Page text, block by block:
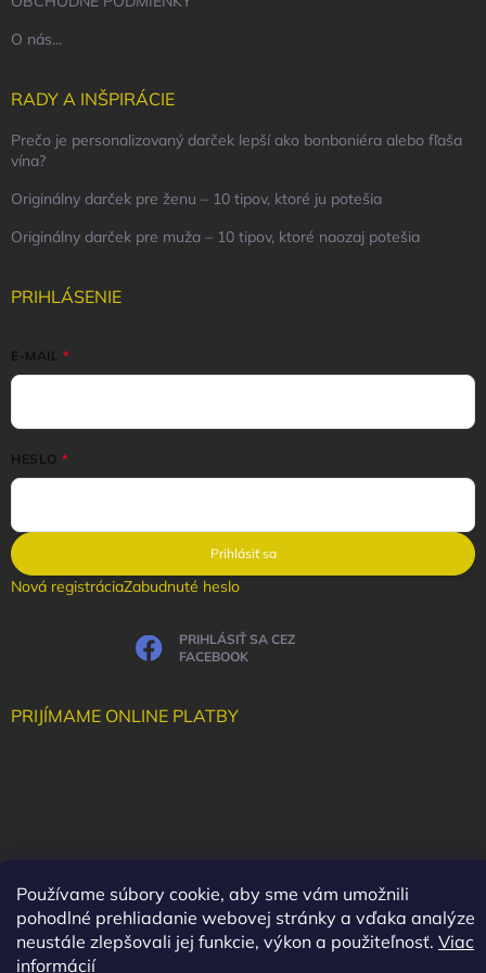
Používame súbory cookie, aby sme vám umožnili
pohodlné prehliadanie webovej stránky a vďaka analýze
neustále zlepšovali jej funkcie, výkon a použiteľnosť. Viac
informácií
O nás...
RADY A INŠPIRÁCIE
Prečo je personalizovaný darček lepší ako bonboniéra alebo fľaša
vína?
Originálny darček pre ženu – 10 tipov, ktoré ju potešia
Originálny darček pre muža – 10 tipov, ktoré naozaj potešia
PRIHLÁSENIE
E-MAIL
HESLO
Prihlásiť sa
Nová registráciaZabudnuté heslo
PRIHLÁSIŤ SA CEZ
FACEBOOK
PRIJÍMAME ONLINE PLATBY